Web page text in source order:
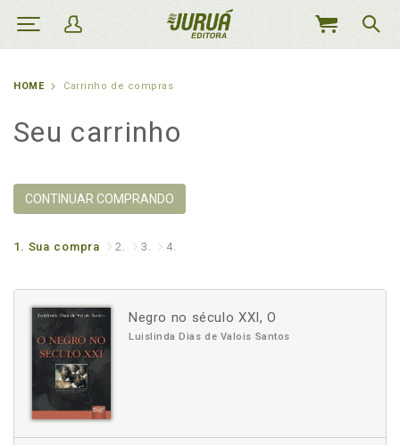
MEU
HOME Carrinho de compras
Seu carrinho
CONTINUAR COMPRANDO
1. Sua compra 2. 3. 4.
Negro no século XXI, O
Luislinda Dias de Valois Santos